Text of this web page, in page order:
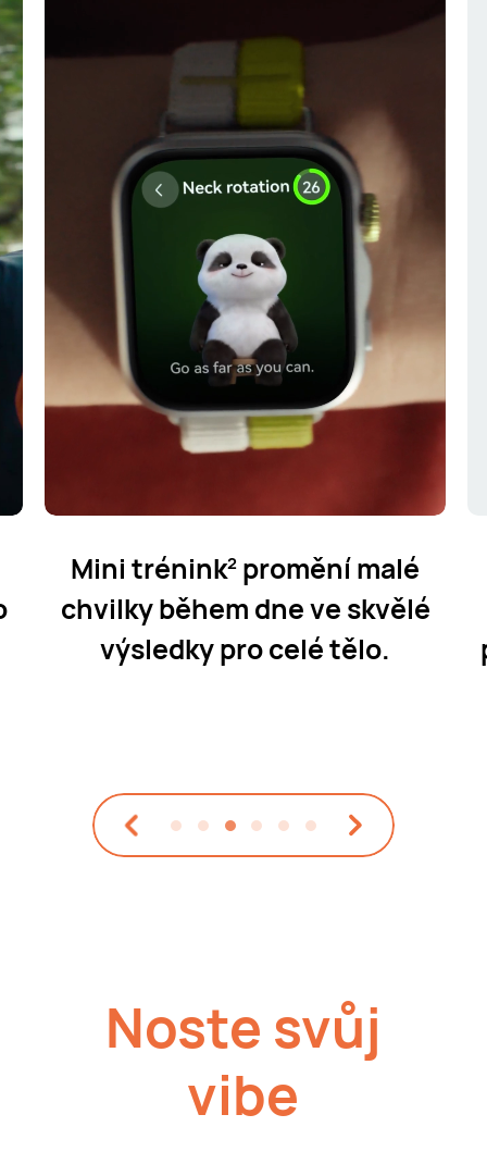
Mini trénink2 promění malé
chvilky během dne ve skvělé
výsledky pro celé tělo.
Noste svůj
vibe